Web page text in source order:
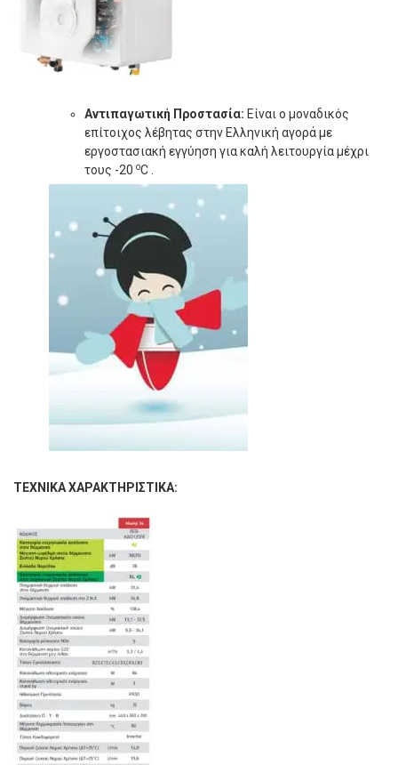
Αντιπαγωτική Προστασία: Είναι ο μοναδικός
επίτοιχος λέβητας στην Ελληνική αγορά με
εργοστασιακή εγγύηση για καλή λειτουργία μέχρι
τους -20 oC .
ΤΕΧΝΙΚΑ ΧΑΡΑΚΤΗΡΙΣΤΙΚΑ: